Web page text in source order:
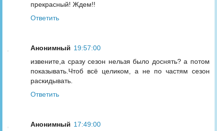
прекрасный! Ждем!!
Ответить
Анонимный 19:57:00
извените,а сразу сезон нельзя было доснять? а потом
показывать.Чтоб всё целиком, а не по частям сезон
раскидывать.
Ответить
Анонимный 17:49:00